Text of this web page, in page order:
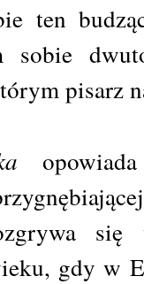
ten
sobie
pisarz
się
gdy w